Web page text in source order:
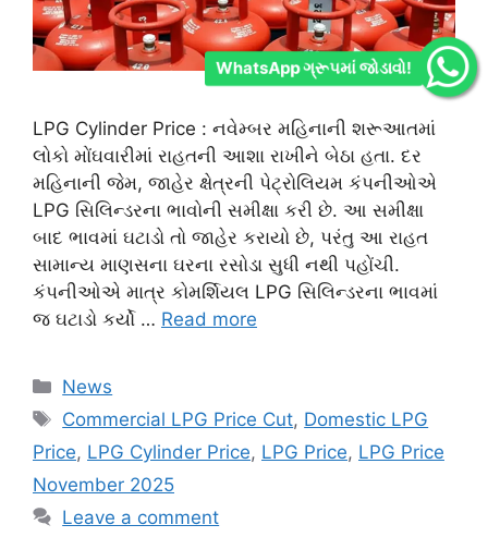
LPG Cylinder Price : નવેમ્બર મહિનાની શરૂઆતમાં
લોકો મોંઘવારીમાં રાહતની આશા રાખીને બેઠા હતા. દર
મહિનાની જેમ, જાહેર ક્ષેત્રની પેટ્રોલિયમ કંપનીઓએ
LPG સિલિન્ડરના ભાવોની સમીક્ષા કરી છે. આ સમીક્ષા
બાદ ભાવમાં ઘટાડો તો જાહેર કરાયો છે, પરંતુ આ રાહત
સામાન્ય માણસના ઘરના રસોડા સુધી નથી પહોંચી.
કંપનીઓએ માત્ર કોમર્શિયલ LPG સિલિન્ડરના ભાવમાં
જ ઘટાડો કર્યો … Read more
Categories
News
Tags
Commercial LPG Price Cut, Domestic LPG
Price, LPG Cylinder Price, LPG Price, LPG Price
November 2025
Leave a comment
WhatsApp ગ્રૂપમાં જોડાવો!